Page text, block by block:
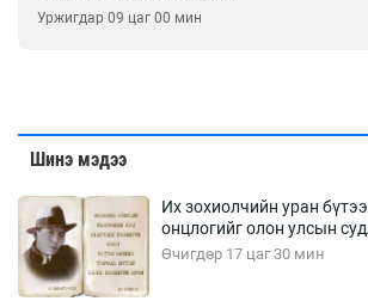
Уржигдар 09 цаг 00 мин
Шинэ мэдээ
Их зохиолчийн уран
онцлогийг олон улсын
Өчигдөр 17 цаг 30 мин